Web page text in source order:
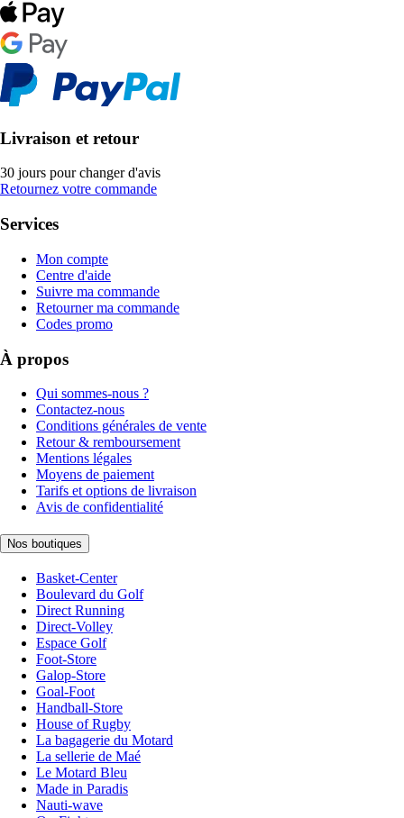
Livraison et retour
30 jours pour changer d'avis
Retournez votre commande
Services
Mon compte
Centre d'aide
Suivre ma commande
Retourner ma commande
Codes promo
À propos
Qui sommes-nous ?
Contactez-nous
Conditions générales de vente
Retour & remboursement
Mentions légales
Moyens de paiement
Tarifs et options de livraison
Avis de confidentialité
Nos boutiques
Basket-Center
Boulevard du Golf
Direct Running
Direct-Volley
Espace Golf
Foot-Store
Galop-Store
Goal-Foot
Handball-Store
House of Rugby
La bagagerie du Motard
La sellerie de Maé
Le Motard Bleu
Made in Paradis
Nauti-wave